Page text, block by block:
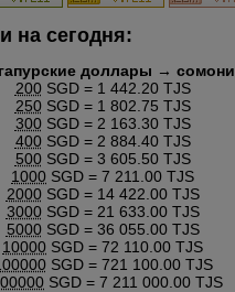
на сегодня:
доллары → сомони
200SGD = 1 442.20 TJS
250SGD = 1 802.75 TJS
300SGD = 2 163.30 TJS
400SGD = 2 884.40 TJS
500SGD = 3 605.50 TJS
1000 SGD = 7 211.00 TJS
2000SGD = 14 422.00 TJS
3000SGD = 21 633.00 TJS
5000SGD = 36 055.00 TJS
10000 SGD = 72 110.00 TJS
SGD = 721 100.00 TJS
SGD = 7 211 000.00 TJS